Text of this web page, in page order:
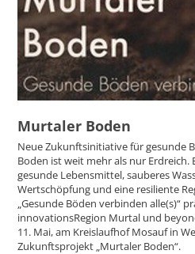
Murtaler Boden
Neue Zukunftsinitiative für gesunde
Boden ist weit mehr als nur Erdreich.
gesunde Lebensmittel, sauberes
Wertschöpfung und eine resiliente
„Gesunde Böden verbinden alle(s)“
innovationsRegion Murtal und
11. Mai, am Kreislaufhof Mosauf in
Zukunftsprojekt „Murtaler Boden“.